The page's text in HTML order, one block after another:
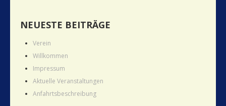
NEUESTE BEITRÄGE
Verein
Willkommen
Impressum
Aktuelle Veranstaltungen
Anfahrtsbeschreibung